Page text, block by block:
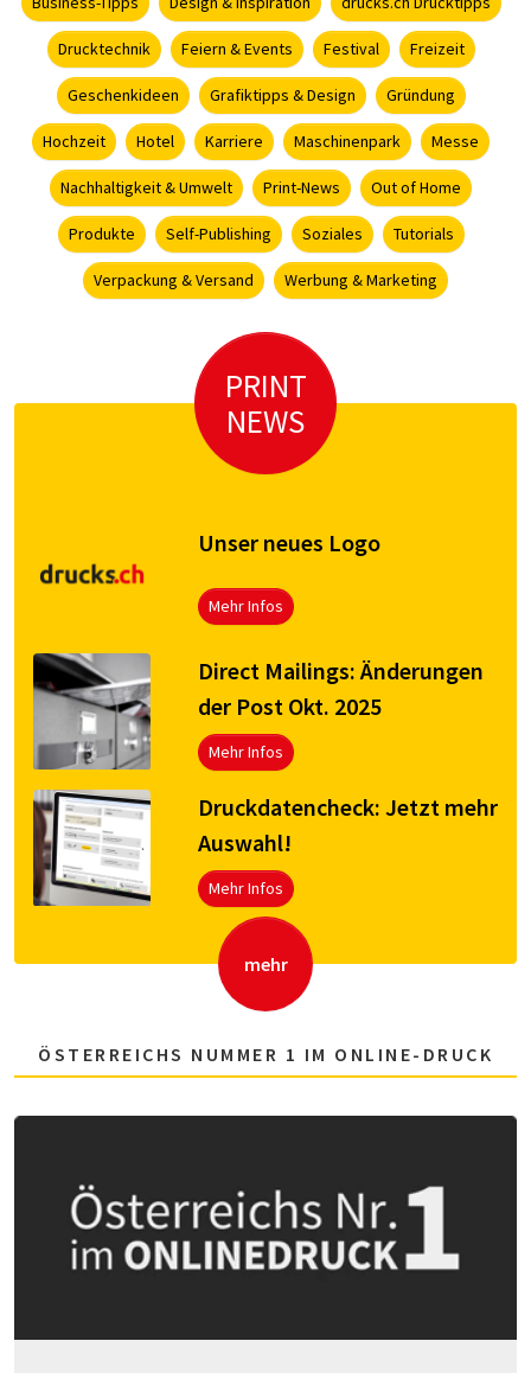
Drucktechnik Feiern & Events Festival Freizeit
Geschenkideen Grafiktipps & Design Gründung
Hochzeit Hotel Karriere Maschinenpark Messe
Nachhaltigkeit & Umwelt Print-News Out of Home
Produkte Self-Publishing Soziales Tutorials
Verpackung & Versand Werbung & Marketing
PRINT
NEWS
Unser neues Logo
Mehr Infos
Direct Mailings: Änderungen
der Post Okt. 2025
Mehr Infos
Druck­da­ten­check: Jetzt mehr
Aus­wahl!
Mehr Infos
mehr
ÖSTERREICHS NUMMER 1 IM ONLINE-DRUCK